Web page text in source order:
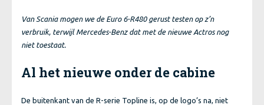
Van Scania mogen we de Euro 6-R480 gerust testen op z’n
verbruik, terwijl Mercedes-Benz dat met de nieuwe Actros nog
niet toestaat.
Al het nieuwe onder de cabine
De buitenkant van de R-serie Topline is, op de logo’s na, niet